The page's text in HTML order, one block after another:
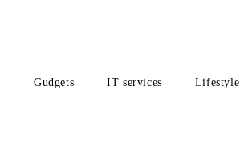
Gudgets IT services Lifestyle